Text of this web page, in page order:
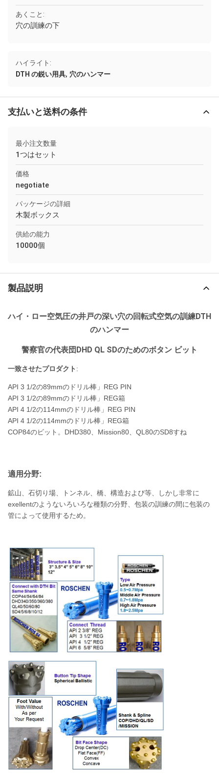
あくこと:
穴の訓練の下
ハイライト:
DTH の鋭い用具, 穴のハンマー
支払いと送料の条件
最小注文数量
1つはセット
価格
negotiate
パッケージの詳細
木製ボックス
供給の能力
10000個
製品説明
ハイ・ロー空気圧の井戸の深い穴の回転式空気の訓練DTH
のハンマー
警察官の代表団DHD QL SDのためのボタン ビット
一致させたプロダクト :
API 3 1/2の89mmのドリル棒」REG PIN
API 3 1/2の89mmのドリル棒」REG箱
API 4 1/2の114mmのドリル棒」REG PIN
API 4 1/2の114mmのドリル棒」REG箱
COP84のビット。DHD380、Mission80、QL80のSD8すね
適用分野:
鉱山、石切り場、トンネル、橋、構造および等、しかし非常に
exellentのようないろいろな種類の分野、包装の訓練の間に包装の
管によって使用するため。